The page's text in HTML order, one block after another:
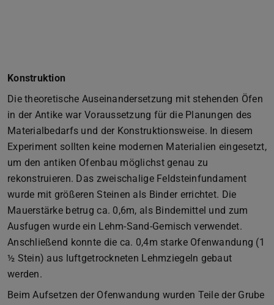
Konstruktion
Die theoretische Auseinandersetzung mit stehenden Öfen
in der Antike war Voraussetzung für die Planungen des
Materialbedarfs und der Konstruktionsweise. In diesem
Experiment sollten keine modernen Materialien eingesetzt,
um den antiken Ofenbau möglichst genau zu
rekonstruieren. Das zweischalige Feldsteinfundament
wurde mit größeren Steinen als Binder errichtet. Die
Mauerstärke betrug ca. 0,6m, als Bindemittel und zum
Ausfugen wurde ein Lehm-Sand-Gemisch verwendet.
Anschließend konnte die ca. 0,4m starke Ofenwandung (1
½ Stein) aus luftgetrockneten Lehmziegeln gebaut
werden.
Beim Aufsetzen der Ofenwandung wurden Teile der Grube